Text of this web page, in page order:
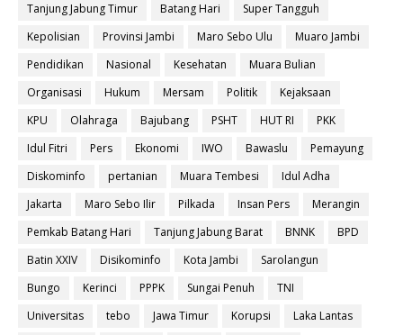
Tanjung Jabung Timur
Batang Hari
Super Tangguh
Kepolisian
Provinsi Jambi Maro Sebo Ulu
Muaro Jambi
Pendidikan
Nasional Kesehatan
Muara Bulian
Organisasi
Hukum Mersam Politik
Kejaksaan
KPU
Olahraga Bajubang PSHT HUT RI
PKK
Idul Fitri
Pers Ekonomi IWO Bawaslu
Pemayung
Diskominfo
pertanian Muara Tembesi
Idul Adha
Jakarta
Maro Sebo Ilir Pilkada Insan Pers
Merangin
Pemkab Batang Hari
Tanjung Jabung Barat BNNK
BPD
Batin XXIV
Disikominfo Kota Jambi
Sarolangun
Bungo
Kerinci PPPK Sungai Penuh
TNI
Universitas
tebo Jawa Timur Korupsi
Laka Lantas